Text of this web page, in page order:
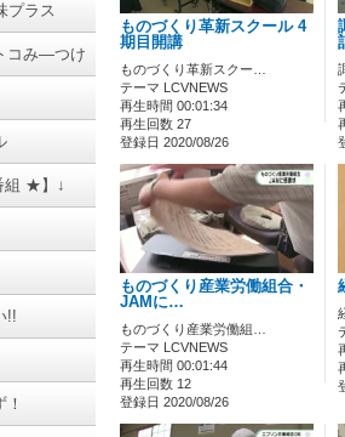
プラス
コみ―つけ
組 ★】↓
!!
ものづくり革新スクール 4
期目開講
ものづくり革新スクー…
テーマ LCVNEWS
再生時間 00:01:34
再生回数 27
登録日 2020/08/26
ものづくり産業労働組合・
JAMに…
ものづくり産業労働組…
テーマ LCVNEWS
再生時間 00:01:44
再生回数 12
登録日 2020/08/26